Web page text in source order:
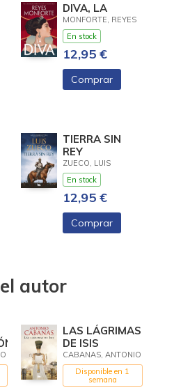
DIVA, LA
MONFORTE, REYES
En stock
12,95 €
Comprar
TIERRA SIN
REY
ZUECO, LUIS
En stock
12,95 €
Comprar
autor
LAS LÁGRIMAS
DE ISIS
CABANAS, ANTONIO
Disponible en 1
semana